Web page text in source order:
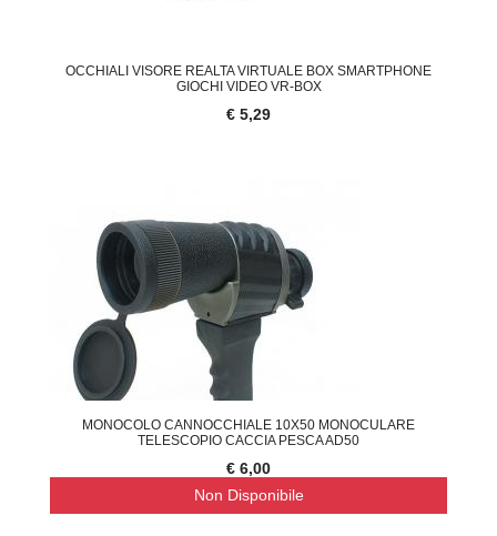
OCCHIALI VISORE REALTA VIRTUALE BOX SMARTPHONE
GIOCHI VIDEO VR-BOX
€ 5,29
MONOCOLO CANNOCCHIALE 10X50 MONOCULARE
TELESCOPIO CACCIA PESCA AD50
€ 6,00
Non Disponibile